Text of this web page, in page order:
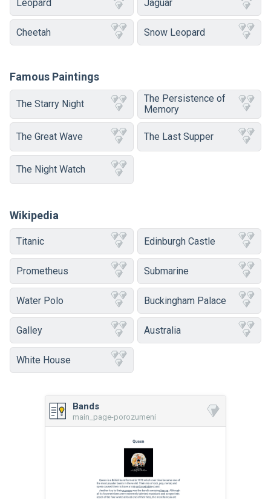
Leopard Jaguar
Cheetah Snow Leopard
Famous Paintings
The Starry Night
The Persistence of
Memory
The Great Wave The Last Supper
The Night Watch
Wikipedia
Titanic Edinburgh Castle
Prometheus Submarine
Water Polo Buckingham Palace
Galley Australia
White House
Bands
main_page-porozumeni